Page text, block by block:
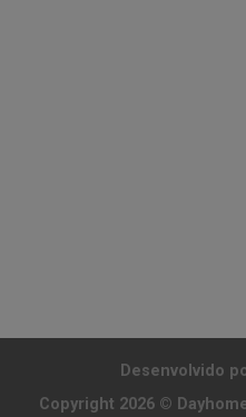
Desenvolvido
Copyright 2026 ©